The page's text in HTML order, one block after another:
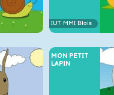
IUT MMI Blois
MON PETIT
LAPIN